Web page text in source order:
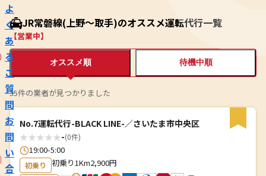
よ
く
あ
る
ご
質
問
お
問
い
合
JR常磐線(上野～取手)のオススメ運転代行一覧
【営業中】
オススメ順 待機中順
35件の業者が見つかりました
No.7運転代行-BLACK LINE-／さいたま市中央区
★★★★★-(0件)
19:00-5:00
初乗り 初乗り1Km2,900円